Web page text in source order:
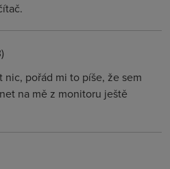
pořád mi to píše, že sem
na mě z monitoru ještě